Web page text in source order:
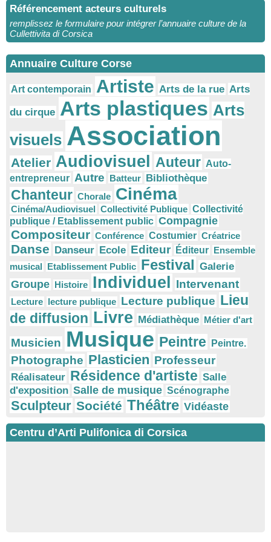
Référencement acteurs culturels
remplissez le formulaire pour intégrer l’annuaire culture de la
Cullettivita di Corsica
Annuaire Culture Corse
Art contemporain Artiste Arts de la rue Arts
du cirque Arts plastiques Arts
visuels Association
Atelier Audiovisuel Auteur Auto-
entrepreneur Autre Batteur Bibliothèque
Chanteur Chorale Cinéma
Cinéma/Audiovisuel Collectivité Publique Collectivité
publique / Etablissement public Compagnie
Compositeur Conférence Costumier Créatrice
Danse Danseur Ecole Editeur Éditeur Ensemble
musical Etablissement Public Festival Galerie
Groupe Histoire Individuel Intervenant
Lecture lecture publique Lecture publique Lieu
de diffusion Livre Médiathèque Métier d'art
Musicien Musique Peintre Peintre.
Photographe Plasticien Professeur
Réalisateur Résidence d'artiste Salle
d'exposition Salle de musique Scénographe
Sculpteur Société Théâtre Vidéaste
Centru d’Arti Pulifonica di Corsica